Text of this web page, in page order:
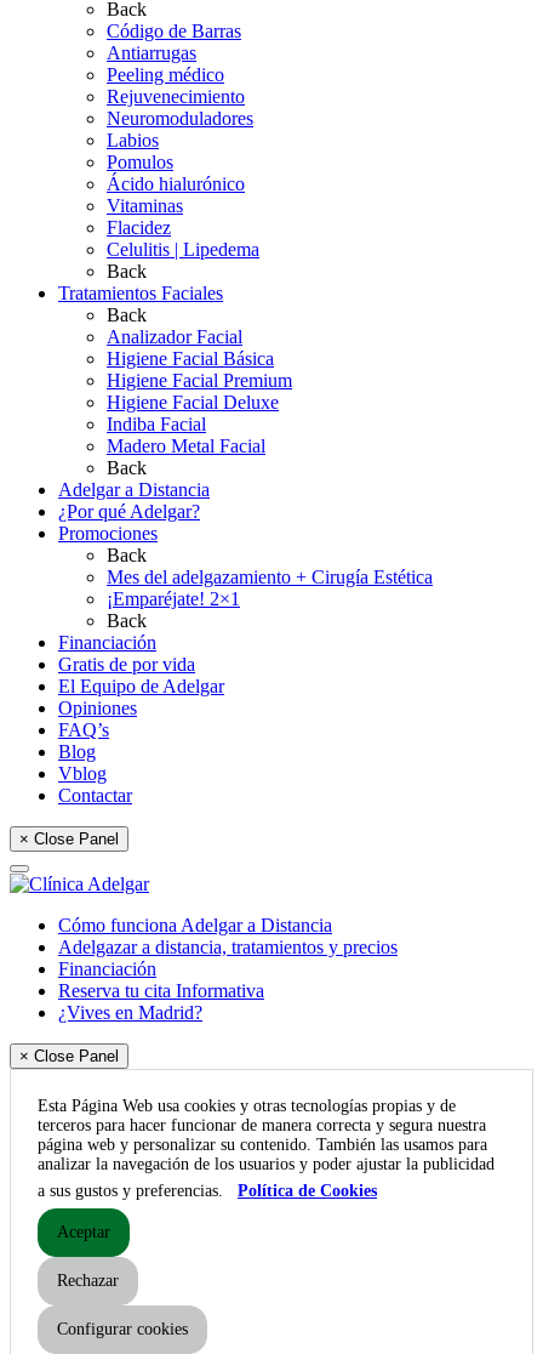
Back
Código de Barras
Antiarrugas
Peeling médico
Rejuvenecimiento
Neuromoduladores
Labios
Pomulos
Ácido hialurónico
Vitaminas
Flacidez
Celulitis | Lipedema
Back
Tratamientos Faciales
Back
Analizador Facial
Higiene Facial Básica
Higiene Facial Premium
Higiene Facial Deluxe
Indiba Facial
Madero Metal Facial
Back
Adelgar a Distancia
¿Por qué Adelgar?
Promociones
Back
Mes del adelgazamiento + Cirugía Estética
¡Emparéjate! 2×1
Back
Financiación
Gratis de por vida
El Equipo de Adelgar
Opiniones
FAQ’s
Blog
Vblog
Contactar
× Close Panel
Cómo funciona Adelgar a Distancia
Adelgazar a distancia, tratamientos y precios
Financiación
Reserva tu cita Informativa
¿Vives en Madrid?
× Close Panel
Esta Página Web usa cookies y otras tecnologías propias y de
terceros para hacer funcionar de manera correcta y segura nuestra
página web y personalizar su contenido. También las usamos para
analizar la navegación de los usuarios y poder ajustar la publicidad
a sus gustos y preferencias.
Política de Cookies
Aceptar
Rechazar
Configurar cookies